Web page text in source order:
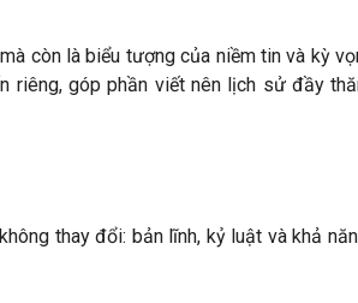
còn là biểu tượng của niềm tin và kỳ
riêng, góp phần viết nên lịch sử đầy
thay đổi: bản lĩnh, kỷ luật và khả